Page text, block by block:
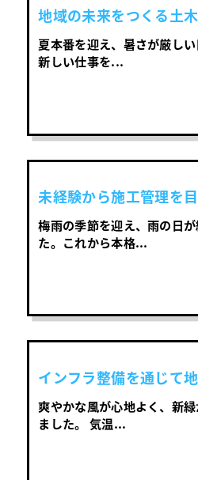
地域の未来をつくる土
しませんか？
夏本番を迎え、暑さが厳しい
新しい仕事を...
未経験から施工管理を
梅雨の季節を迎え、雨の日
た。これから本格...
インフラ整備を通じて
ませんか？
爽やかな風が心地よく、新
ました。 気温...